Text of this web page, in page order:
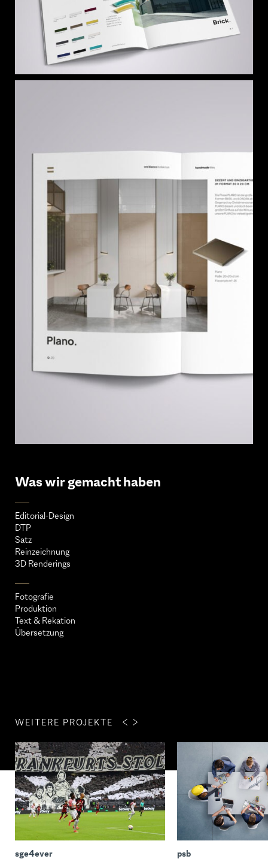
Was wir gemacht haben
Editorial-Design
DTP
Satz
Reinzeichnung
3D Renderings
Fotografie
Produktion
Text & Rekation
Übersetzung
WEITERE PROJEKTE
sge4ever psb